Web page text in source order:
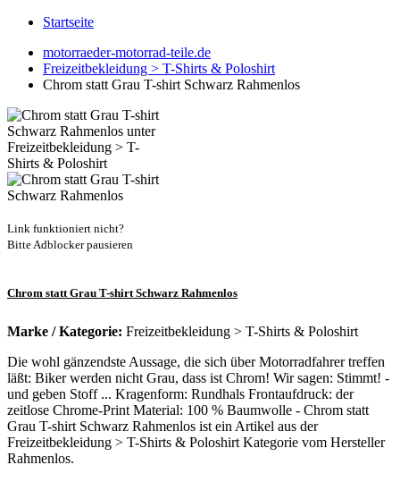
Startseite
motorraeder-motorrad-teile.de
Freizeitbekleidung > T-Shirts & Poloshirt
Chrom statt Grau T-shirt Schwarz Rahmenlos
Link funktioniert nicht?
Bitte Adblocker pausieren
Chrom statt Grau T-shirt Schwarz Rahmenlos
Marke / Kategorie: Freizeitbekleidung > T-Shirts & Poloshirt
Die wohl gänzendste Aussage, die sich über Motorradfahrer treffen
läßt: Biker werden nicht Grau, dass ist Chrom! Wir sagen: Stimmt! -
und geben Stoff ... Kragenform: Rundhals Frontaufdruck: der
zeitlose Chrome-Print Material: 100 % Baumwolle - Chrom statt
Grau T-shirt Schwarz Rahmenlos ist ein Artikel aus der
Freizeitbekleidung > T-Shirts & Poloshirt Kategorie vom Hersteller
Rahmenlos.